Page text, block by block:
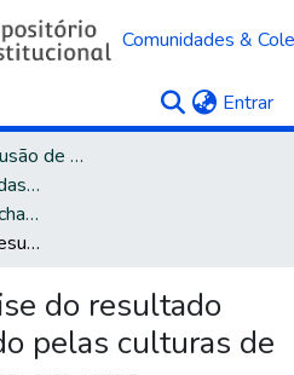
Comunidades &
Entrar
Trabalhos de Conclusão de Curso
Área do Conhecimento das Ciências Sociais Aplicadas
Ciências Contábeis - Bacharelado
Apuração e análise do resultado econômico gerado pelas culturas de pêssego e ameixa em uma propriedade rural de Antônio Prado - RS
do resultado
pelas culturas de